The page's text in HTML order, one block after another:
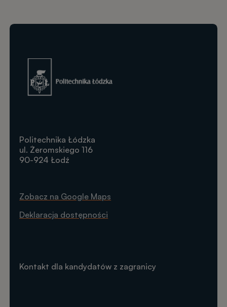
Obraz
Politechnika Łódzka
ul. Żeromskiego 116
90-924 Łodź
Zobacz na Google Maps
Deklaracja dostępności
Kontakt dla kandydatów z zagranicy